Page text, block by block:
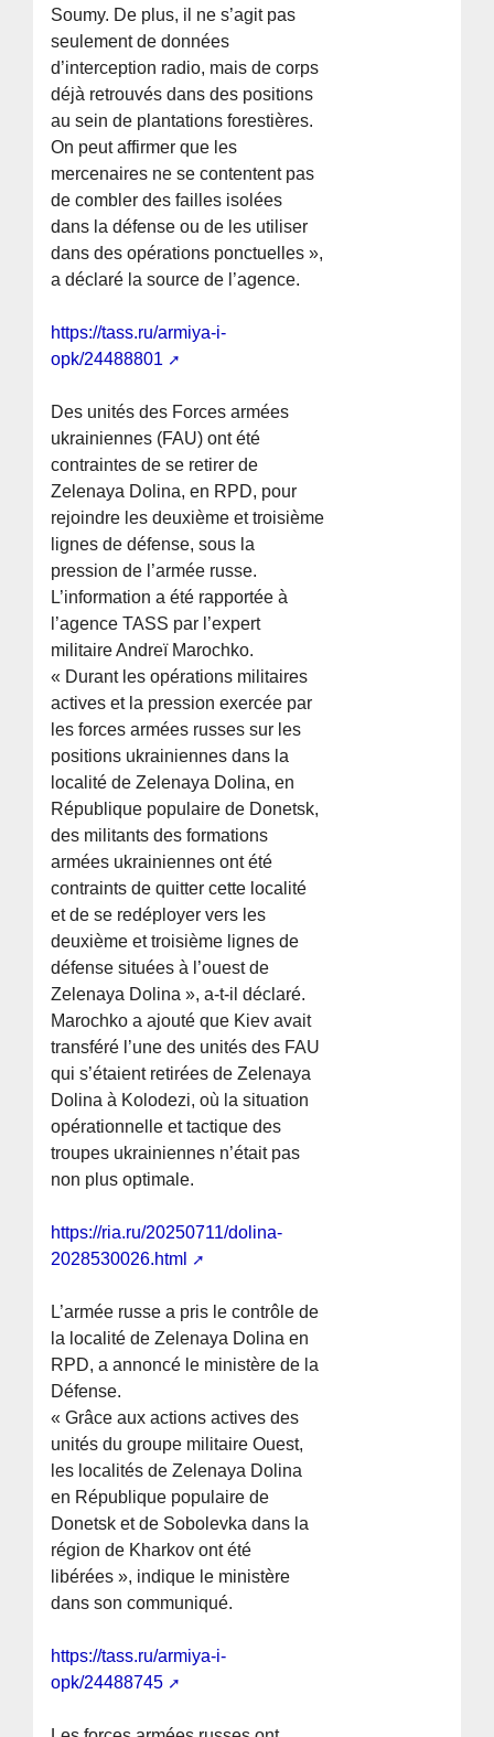
Soumy. De plus, il ne s’agit pas
seulement de données
d’interception radio, mais de corps
déjà retrouvés dans des positions
au sein de plantations forestières.
On peut affirmer que les
mercenaires ne se contentent pas
de combler des failles isolées
dans la défense ou de les utiliser
dans des opérations ponctuelles »,
a déclaré la source de l’agence.
https://tass.ru/armiya-i-
opk/24488801
Des unités des Forces armées
ukrainiennes (FAU) ont été
contraintes de se retirer de
Zelenaya Dolina, en RPD, pour
rejoindre les deuxième et troisième
lignes de défense, sous la
pression de l’armée russe.
L’information a été rapportée à
l’agence TASS par l’expert
militaire Andreï Marochko.
« Durant les opérations militaires
actives et la pression exercée par
les forces armées russes sur les
positions ukrainiennes dans la
localité de Zelenaya Dolina, en
République populaire de Donetsk,
des militants des formations
armées ukrainiennes ont été
contraints de quitter cette localité
et de se redéployer vers les
deuxième et troisième lignes de
défense situées à l’ouest de
Zelenaya Dolina », a-t-il déclaré.
Marochko a ajouté que Kiev avait
transféré l’une des unités des FAU
qui s’étaient retirées de Zelenaya
Dolina à Kolodezi, où la situation
opérationnelle et tactique des
troupes ukrainiennes n’était pas
non plus optimale.
https://ria.ru/20250711/dolina-
2028530026.html
L’armée russe a pris le contrôle de
la localité de Zelenaya Dolina en
RPD, a annoncé le ministère de la
Défense.
« Grâce aux actions actives des
unités du groupe militaire Ouest,
les localités de Zelenaya Dolina
en République populaire de
Donetsk et de Sobolevka dans la
région de Kharkov ont été
libérées », indique le ministère
dans son communiqué.
https://tass.ru/armiya-i-
opk/24488745